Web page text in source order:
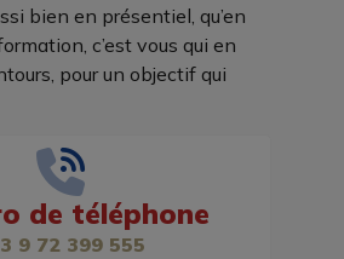
bien en présentiel, qu’en
c’est vous qui en
pour un objectif qui
de téléphone
9 72 399 555